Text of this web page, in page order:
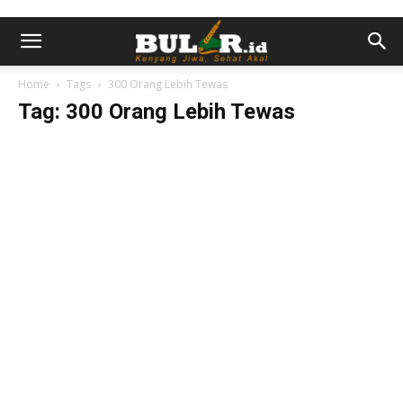
Home Tags 300 Orang Lebih Tewas
Tag: 300 Orang Lebih Tewas